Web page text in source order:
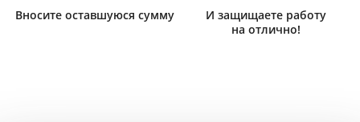
Вносите оставшуюся сумму
И защищаете работу
на отлично!